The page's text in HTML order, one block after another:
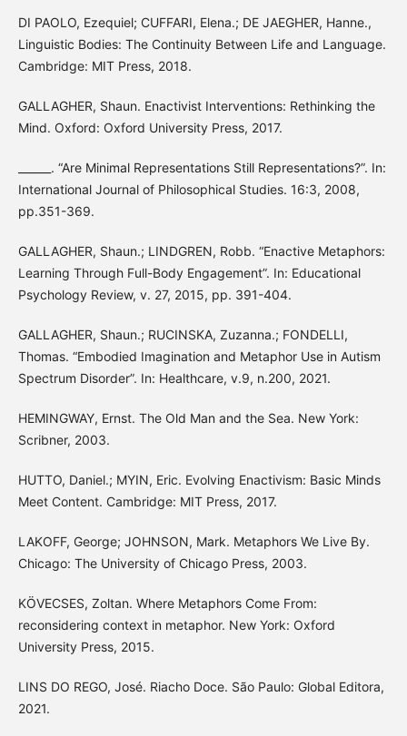
DI PAOLO, Ezequiel; CUFFARI, Elena.; DE JAEGHER, Hanne.,
Linguistic Bodies: The Continuity Between Life and Language.
Cambridge: MIT Press, 2018.
GALLAGHER, Shaun. Enactivist Interventions: Rethinking the
Mind. Oxford: Oxford University Press, 2017.
______. “Are Minimal Representations Still Representations?”. In:
International Journal of Philosophical Studies. 16:3, 2008,
pp.351-369.
GALLAGHER, Shaun.; LINDGREN, Robb. “Enactive Metaphors:
Learning Through Full-Body Engagement”. In: Educational
Psychology Review, v. 27, 2015, pp. 391-404.
GALLAGHER, Shaun.; RUCINSKA, Zuzanna.; FONDELLI,
Thomas. “Embodied Imagination and Metaphor Use in Autism
Spectrum Disorder”. In: Healthcare, v.9, n.200, 2021.
HEMINGWAY, Ernst. The Old Man and the Sea. New York:
Scribner, 2003.
HUTTO, Daniel.; MYIN, Eric. Evolving Enactivism: Basic Minds
Meet Content. Cambridge: MIT Press, 2017.
LAKOFF, George; JOHNSON, Mark. Metaphors We Live By.
Chicago: The University of Chicago Press, 2003.
KÖVECSES, Zoltan. Where Metaphors Come From:
reconsidering context in metaphor. New York: Oxford
University Press, 2015.
LINS DO REGO, José. Riacho Doce. São Paulo: Global Editora,
2021.